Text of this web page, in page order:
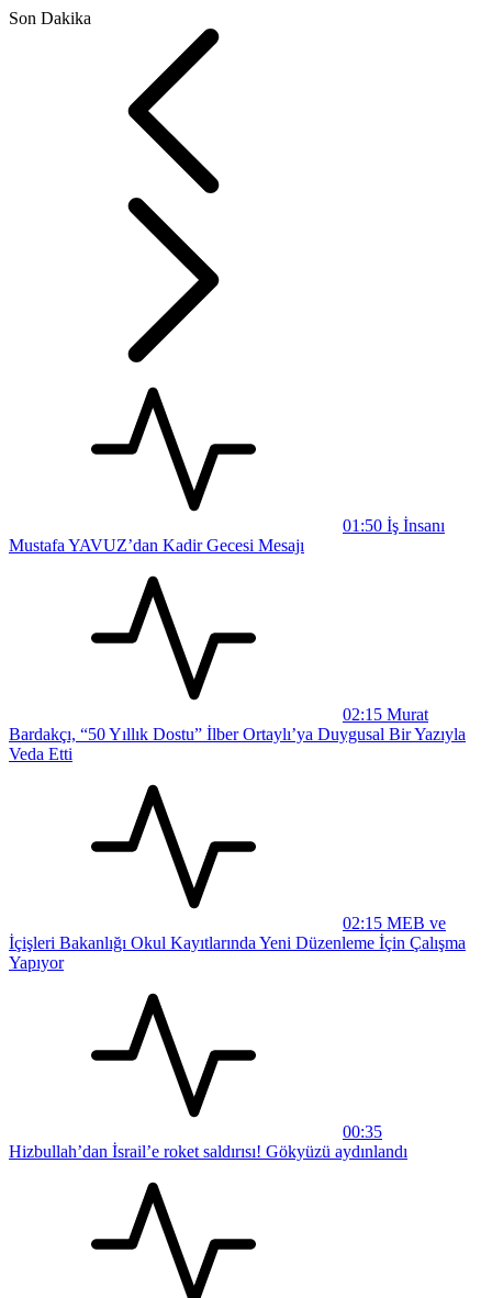
Son Dakika
01:50 İş İnsanı
Mustafa YAVUZ’dan Kadir Gecesi Mesajı
02:15 Murat
Bardakçı, “50 Yıllık Dostu” İlber Ortaylı’ya Duygusal Bir Yazıyla
Veda Etti
02:15 MEB ve
İçişleri Bakanlığı Okul Kayıtlarında Yeni Düzenleme İçin Çalışma
Yapıyor
00:35
Hizbullah’dan İsrail’e roket saldırısı! Gökyüzü aydınlandı